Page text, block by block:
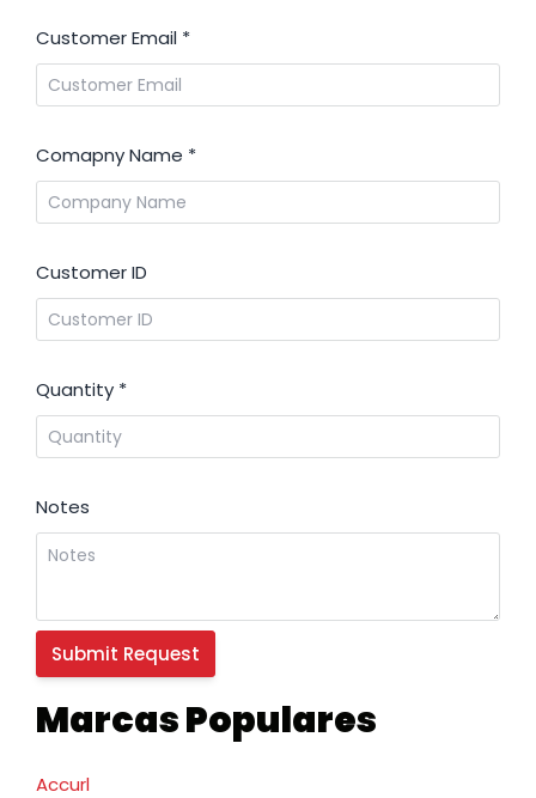
Marcas Populares
Accurl
Customer Email *
Comapny Name *
Customer ID
Quantity *
Notes